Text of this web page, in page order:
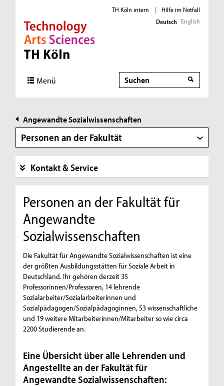
Direkt zur Hauptnavigation
Direkt zur Subnavigation
Direkt zum Inhalt
Direkt zum Fußbereich
TH Köln intern |
Hilfe im Notfall
Deutsch English
Menü Suche
Suche
Angewandte Sozialwissenschaften
Personen an der Fakultät
Kontakt & Service
Personen an der Fakultät für
Angewandte
Sozialwissenschaften
Die Fakultät für Angewandte Sozialwissenschaften ist eine
der größten Ausbildungsstätten für Soziale Arbeit in
Deutschland. Ihr gehören derzeit 35
Professorinnen/Professoren, 14 lehrende
Sozialarbeiter/Sozialarbeiterinnen und
Sozialpädagogen/Sozialpädagoginnen, 53 wissenschaftliche
und 19 weitere Mitarbeiterinnen/Mitarbeiter so wie circa
2200 Studierende an.
Eine Übersicht über alle Lehrenden und
Angestellte an der Fakultät für
Angewandte Sozialwissenschaften: